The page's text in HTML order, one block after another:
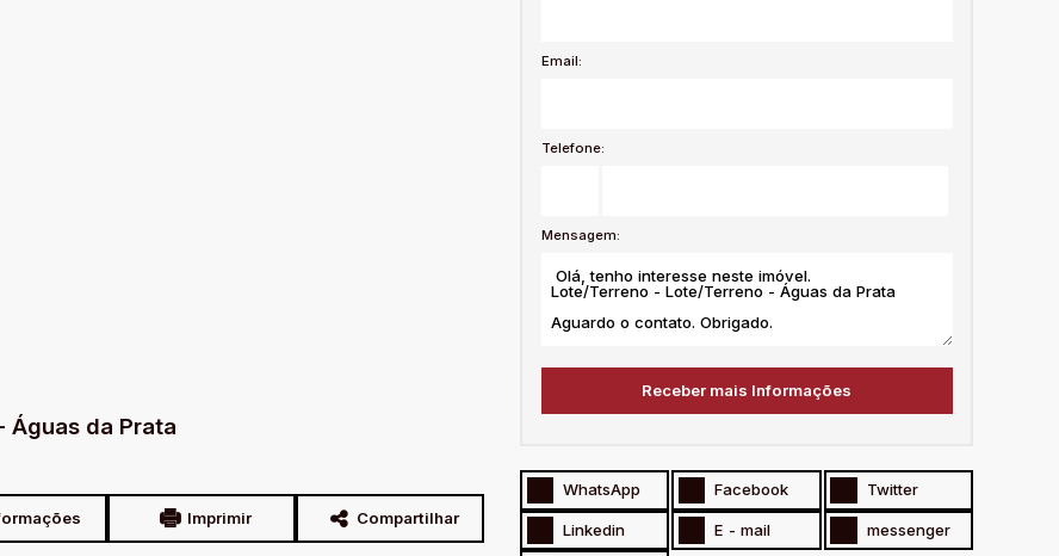
Águas da Prata
Imprimir Compartilhar
Email:
Telefone:
Mensagem:
WhatsApp Facebook Twitter
Linkedin E - mail messenger